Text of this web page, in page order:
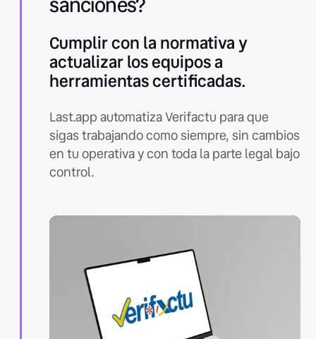
Cumplir con la normativa y
actualizar los equipos a
herramientas certificadas.
Last.app automatiza Verifactu para que
sigas trabajando como siempre, sin cambios
en tu operativa y con toda la parte legal bajo
control.